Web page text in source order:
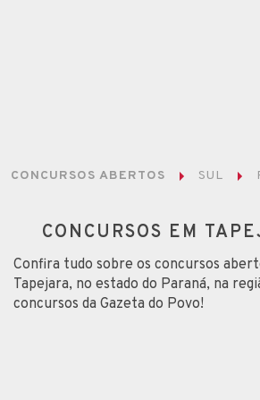
CONCURSOS ABERTOS SUL
CONCURSOS EM
Confira tudo sobre os concursos
Tapejara, no estado do Paraná, na
concursos da Gazeta do Povo!